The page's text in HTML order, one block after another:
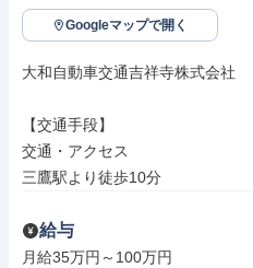
Googleマップで開く
大和自動車交通吉祥寺株式会社
【交通手段】
交通・アクセス
三鷹駅より徒歩10分
給与
月給35万円～100万円